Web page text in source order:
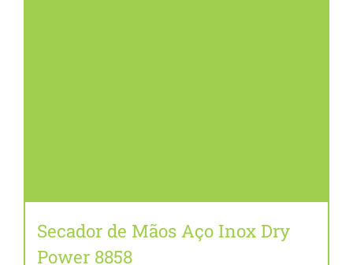
Secador de Mãos Aço Inox Dry
Power 8858